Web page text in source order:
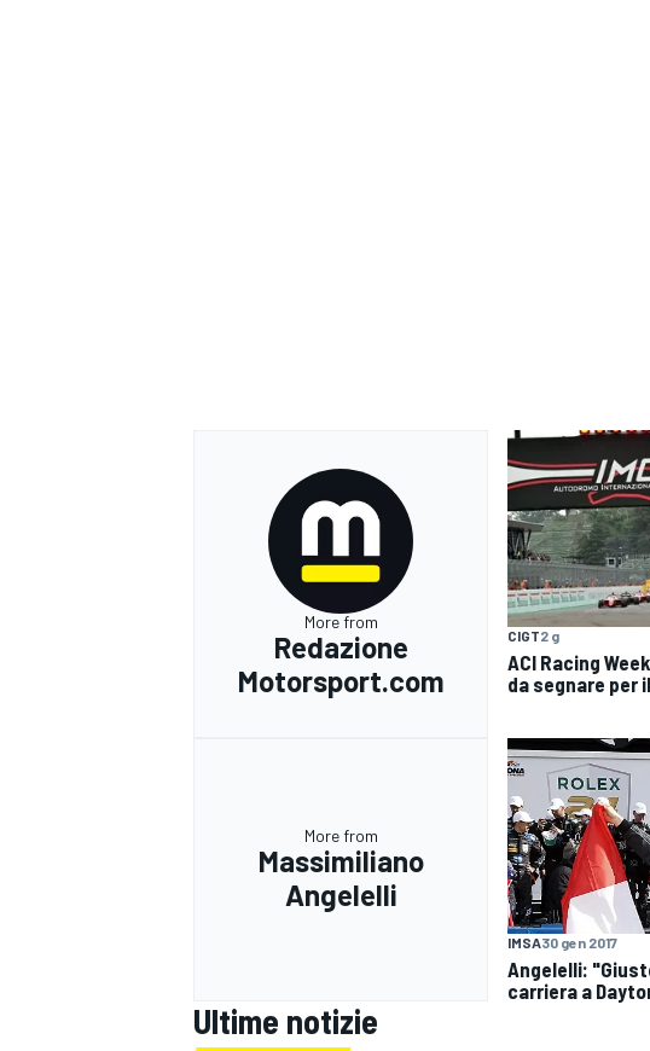
More from
Redazione
Motorsport.com
CIGT2 g
ACI Racing
da segnare per
More from
Massimiliano
Angelelli
IMSA30 gen 2017
Angelelli:
carriera a
Ultime notizie